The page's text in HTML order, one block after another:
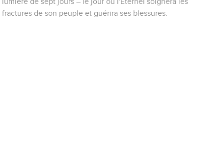
fractures de son peuple et guérira ses blessures.